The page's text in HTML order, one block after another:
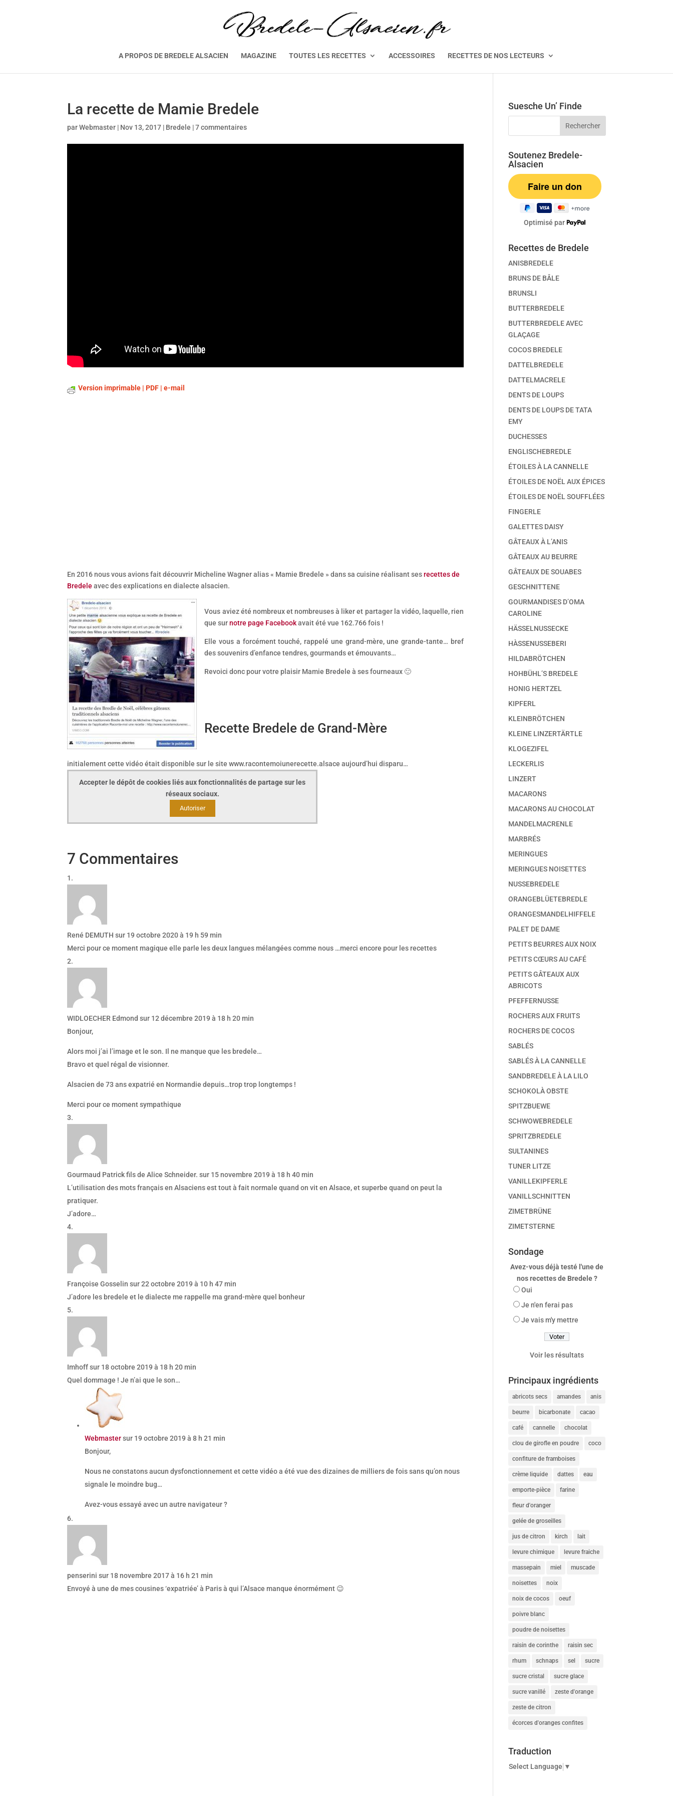
A PROPOS DE BREDELE ALSACIEN MAGAZINE TOUTES LES RECETTES ACCESSOIRES RECETTES DE NOS LECTEURS
La recette de Mamie Bredele
parWebmaster | Nov 13, 2017 | Bredele |7 commentaires
Version imprimable | PDF | e-mail
En 2016 nous vous avions fait découvrir Micheline Wagner alias « Mamie Bredele » dans sa cuisine réalisant sesrecettes de
Bredele avec des explications en dialecte alsacien.
Vous aviez été nombreux et nombreuses à liker et partager la vidéo, laquelle, rien
que surnotre page Facebookavait été vue 162.766 fois !
Elle vous a forcément touché, rappelé une grand-mère, une grande-tante… bref
des souvenirs d’enfance tendres, gourmands et émouvants…
Revoici donc pour votre plaisir Mamie Bredele à ses fourneaux 🙂
Recette Bredele de Grand-Mère
initialement cette vidéo était disponible sur le site www.racontemoiunerecette.alsace aujourd’hui disparu…
Accepter le dépôt de cookies liés aux fonctionnalités de partage sur les
réseaux sociaux.
Autoriser
7 Commentaires
René DEMUTH sur 19 octobre 2020 à 19 h 59 min
Merci pour ce moment magique elle parle les deux langues mélangées comme nous …merci encore pour les recettes
WIDLOECHER Edmond sur 12 décembre 2019 à 18 h 20 min
Bonjour,
Alors moi j’ai l’image et le son. Il ne manque que les bredele…
Bravo et quel régal de visionner.
Alsacien de 73 ans expatrié en Normandie depuis…trop trop longtemps !
Merci pour ce moment sympathique
Gourmaud Patrick fils de Alice Schneider. sur 15 novembre 2019 à 18 h 40 min
L’utilisation des mots français en Alsaciens est tout à fait normale quand on vit en Alsace, et superbe quand on peut la
pratiquer.
J’adore…
Françoise Gosselin sur 22 octobre 2019 à 10 h 47 min
J’adore les bredele et le dialecte me rappelle ma grand-mère quel bonheur
Imhoff sur 18 octobre 2019 à 18 h 20 min
Quel dommage ! Je n’ai que le son…
Webmaster sur 19 octobre 2019 à 8 h 21 min
Bonjour,
Nous ne constatons aucun dysfonctionnement et cette vidéo a été vue des dizaines de milliers de fois sans qu’on nous
signale le moindre bug…
Avez-vous essayé avec un autre navigateur ?
penserini sur 18 novembre 2017 à 16 h 21 min
Envoyé à une de mes cousines ‘expatriée’ à Paris à qui l’Alsace manque énormément 😉
Suesche Un’ Finde
Soutenez Bredele-
Alsacien
Optimisé par
Recettes de Bredele
ANISBREDELE
BRUNS DE BÂLE
BRUNSLI
BUTTERBREDELE
BUTTERBREDELE AVEC
GLAÇAGE
COCOS BREDELE
DATTELBREDELE
DATTELMACRELE
DENTS DE LOUPS
DENTS DE LOUPS DE TATA
EMY
DUCHESSES
ENGLISCHEBREDLE
ÉTOILES À LA CANNELLE
ÉTOILES DE NOËL AUX ÉPICES
ÉTOILES DE NOËL SOUFFLÉES
FINGERLE
GALETTES DAISY
GÂTEAUX À L’ANIS
GÂTEAUX AU BEURRE
GÂTEAUX DE SOUABES
GESCHNITTENE
GOURMANDISES D’OMA
CAROLINE
HÄSSELNUSSECKE
HÀSSENUSSEBERI
HILDABRÖTCHEN
HOHBÜHL’S BREDELE
HONIG HERTZEL
KIPFERL
KLEINBRÖTCHEN
KLEINE LINZERTÄRTLE
KLOGEZIFEL
LECKERLIS
LINZERT
MACARONS
MACARONS AU CHOCOLAT
MANDELMACRENLE
MARBRÉS
MERINGUES
MERINGUES NOISETTES
NUSSEBREDELE
ORANGEBLÜETEBREDLE
ORANGESMANDELHIFFELE
PALET DE DAME
PETITS BEURRES AUX NOIX
PETITS CŒURS AU CAFÉ
PETITS GÂTEAUX AUX
ABRICOTS
PFEFFERNUSSE
ROCHERS AUX FRUITS
ROCHERS DE COCOS
SABLÉS
SABLÉS À LA CANNELLE
SANDBREDELE À LA LILO
SCHOKOLÀ OBSTE
SPITZBUEWE
SCHWOWEBREDELE
SPRITZBREDELE
SULTANINES
TUNER LITZE
VANILLEKIPFERLE
VANILLSCHNITTEN
ZIMETBRÜNE
ZIMETSTERNE
Sondage
Avez-vous déjà testé l'une de
nos recettes de Bredele ?
Oui
Je n'en ferai pas
Je vais m'y mettre
Voir les résultats
Principaux ingrédients
abricots secs amandes anis
beurre bicarbonate cacao
café cannelle chocolat
clou de girofle en poudre coco
confiture de framboises
crème liquide dattes eau
emporte-pièce farine
fleur d'oranger
gelée de groseilles
jus de citron kirch lait
levure chimique levure fraiche
massepain miel muscade
noisettes noix
noix de cocos oeuf
poivre blanc
poudre de noisettes
raisin de corinthe raisin sec
rhum schnaps sel sucre
sucre cristal sucre glace
sucre vanillé zeste d'orange
zeste de citron
écorces d'oranges confites
Traduction
Select Language ▼